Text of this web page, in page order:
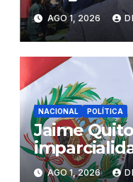
ciudadana
AGO 1, 2026
NACIONAL POLÍTICA
Jaime
AGO 1, 2026